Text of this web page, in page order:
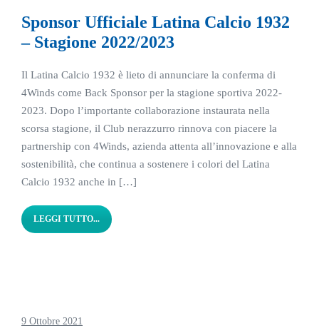
Sponsor Ufficiale Latina Calcio 1932
– Stagione 2022/2023
Il Latina Calcio 1932 è lieto di annunciare la conferma di
4Winds come Back Sponsor per la stagione sportiva 2022-
2023. Dopo l’importante collaborazione instaurata nella
scorsa stagione, il Club nerazzurro rinnova con piacere la
partnership con 4Winds, azienda attenta all’innovazione e alla
sostenibilità, che continua a sostenere i colori del Latina
Calcio 1932 anche in […]
LEGGI TUTTO...
9 Ottobre 2021